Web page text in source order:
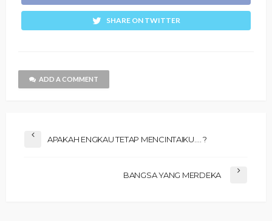
SHARE ON TWITTER
ADD A COMMENT
APAKAH ENGKAU TETAP MENCINTAIKU…. ?
BANGSA YANG MERDEKA